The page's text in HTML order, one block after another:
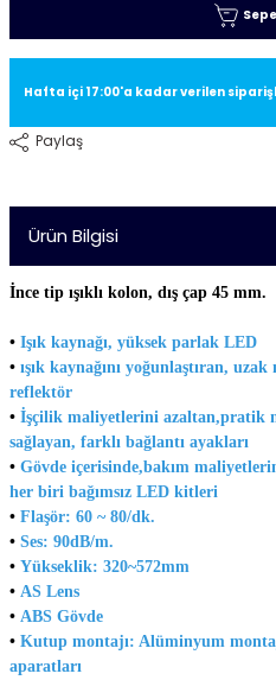
Hafta içi 17:00'a kadar verilen
Paylaş
Ürün Bilgisi
İnce tip ışıklı kolon, dış çap 45 mm.
• Işık kaynağı, yüksek parlak LED
• ışık kaynağını yoğunlaştıran,
reflektör
• İşçilik maliyetlerini azaltan,pratik
sağlayan, farklı bağlantı ayakları
• Gövde içerisinde,bakım
her biri bağımsız LED kitleri
• Flaşör: 60 ~ 80/dk.
• Ses: 90dB/m.
• Yükseklik: 320~572mm
• AS Lens
• ABS Gövde
• Kutup montajı: Alüminyum
aparatları